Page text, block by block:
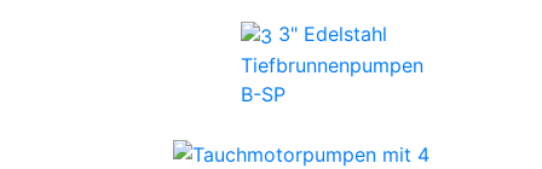
3" Edelstahl
Tiefbrunnenpumpen
B-SP